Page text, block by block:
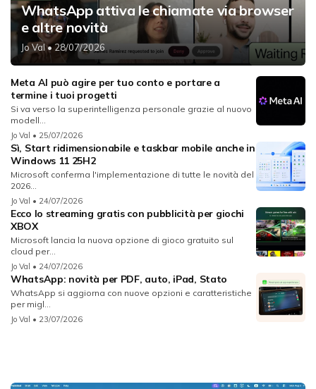
WhatsApp attiva le chiamate via browser
e altre novità
Jo Val• 28/07/2026
Meta AI può agire per tuo conto e portare a
termine i tuoi progetti
Si va verso la superintelligenza personale grazie al nuovo
modell...
Jo Val • 25/07/2026
Sì, Start ridimensionabile e taskbar mobile anche in
Windows 11 25H2
Microsoft conferma l'implementazione di tutte le novità del
2026...
Jo Val • 24/07/2026
Ecco lo streaming gratis con pubblicità per giochi
XBOX
Microsoft lancia la nuova opzione di gioco gratuito sul
cloud per...
Jo Val • 24/07/2026
WhatsApp: novità per PDF, auto, iPad, Stato
WhatsApp si aggiorna con nuove opzioni e caratteristiche
per migl...
Jo Val • 23/07/2026